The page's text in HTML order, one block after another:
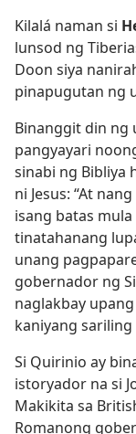
Kilalá naman si
lunsod ng
Doon siya
pinapugutan ng
Binanggit din ng
pangyayari
sinabi ng Bibliya
ni Jesus: “At
isang batas
tinatahanang
unang
gobernador ng
naglakbay
kaniyang
Si Quirinio ay
istoryador na si
Makikita sa
Romanong